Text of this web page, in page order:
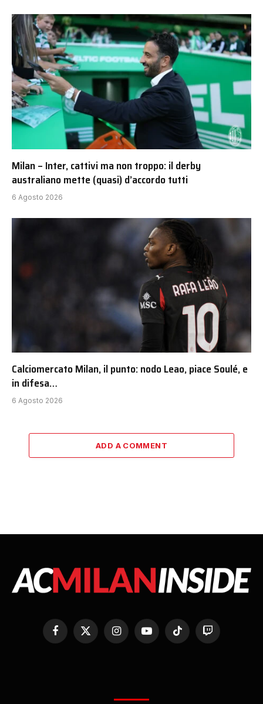
Milan – Inter, cattivi ma non troppo: il derby
australiano mette (quasi) d’accordo tutti
6 Agosto 2026
Calciomercato Milan, il punto: nodo Leao, piace Soulé, e
in difesa…
6 Agosto 2026
ADD A COMMENT
Facebook
X
(Twitter)
InstagramYouTubeTikTok Twitch